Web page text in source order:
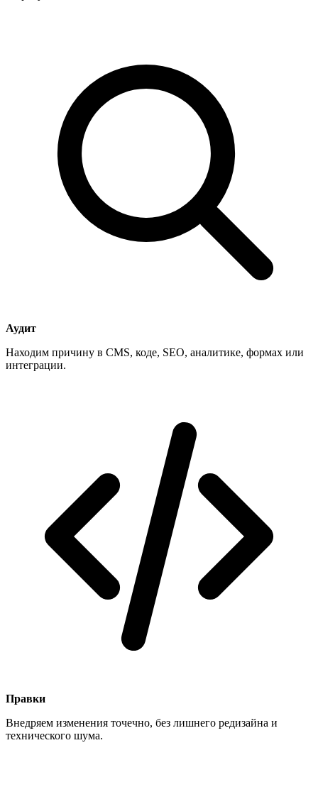
Аудит
Находим причину в CMS, коде, SEO, аналитике, формах или
интеграции.
Правки
Внедряем изменения точечно, без лишнего редизайна и
технического шума.